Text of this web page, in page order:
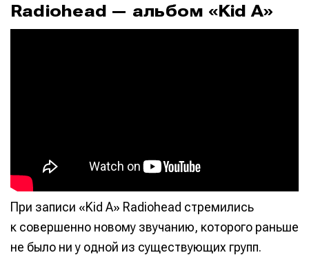
Radiohead — альбом «Kid A»
При записи «Kid A» Radiohead стремились
к совершенно новому звучанию, которого раньше
не было ни у одной из существующих групп.